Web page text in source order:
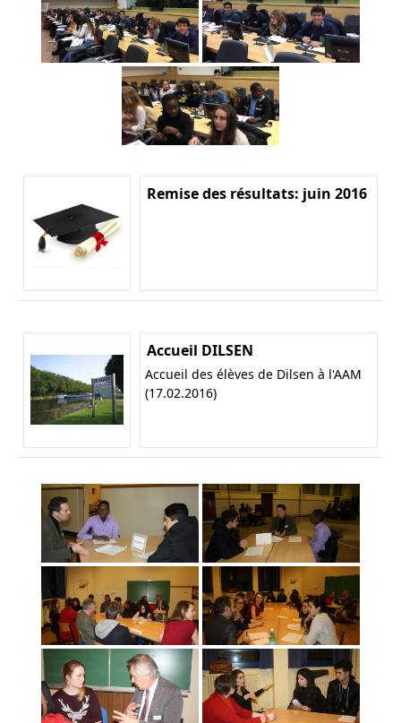
Remise des résultats: juin 2016
Accueil DILSEN
Accueil des élèves de Dilsen à l'AAM
(17.02.2016)